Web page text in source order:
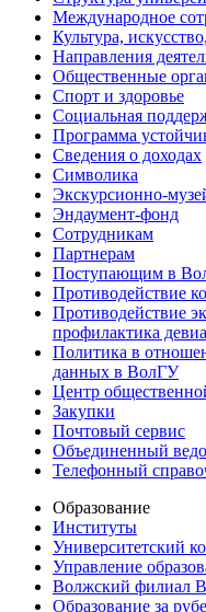
Международное
Культура,
Направления
Общественные
Спорт и здоровье
Социальная
Программа
Сведения о доходах
Символика
Экскурсионно-
Эндаумент-фонд
Сотрудникам
Партнерам
Поступающим в
Противодействие
Противодействие
профилактика
Политика в
данных в ВолГУ
Центр
Закупки
Почтовый сервис
Объединенный
Телефонный
Образование
Институты
Университетский
Управление
Волжский филиал
Образование за